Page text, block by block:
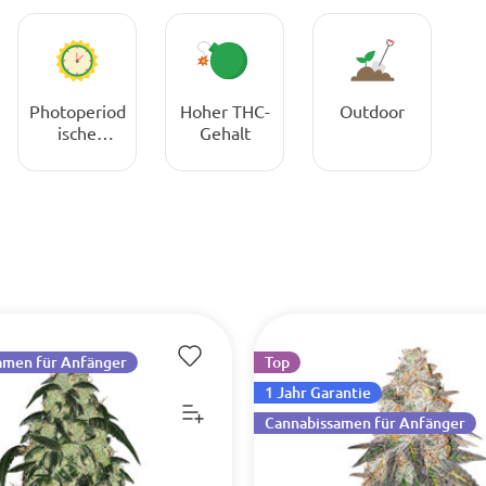
Photoperiod
ische
men
Hoher THC-
Gehalt
Outdoor
für Anfänger
Top
1 Jahr Garantie
Cannabissamen für Anfänger